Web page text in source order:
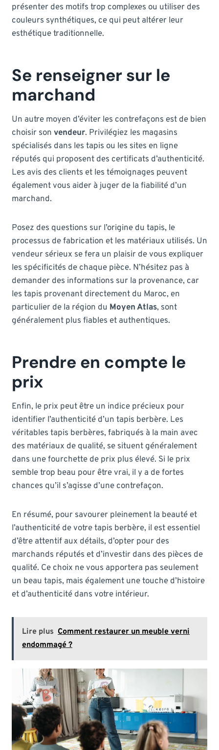
présenter des motifs trop complexes ou utiliser des
couleurs synthétiques, ce qui peut altérer leur
esthétique traditionnelle.
Se renseigner sur le
marchand
Un autre moyen d’éviter les contrefaçons est de bien
choisir son vendeur. Privilégiez les magasins
spécialisés dans les tapis ou les sites en ligne
réputés qui proposent des certificats d’authenticité.
Les avis des clients et les témoignages peuvent
également vous aider à juger de la fiabilité d’un
marchand.
Posez des questions sur l’origine du tapis, le
processus de fabrication et les matériaux utilisés. Un
vendeur sérieux se fera un plaisir de vous expliquer
les spécificités de chaque pièce. N’hésitez pas à
demander des informations sur la provenance, car
les tapis provenant directement du Maroc, en
particulier de la région du Moyen Atlas, sont
généralement plus fiables et authentiques.
Prendre en compte le
prix
Enfin, le prix peut être un indice précieux pour
identifier l’authenticité d’un tapis berbère. Les
véritables tapis berbères, fabriqués à la main avec
des matériaux de qualité, se situent généralement
dans une fourchette de prix plus élevé. Si le prix
semble trop beau pour être vrai, il y a de fortes
chances qu’il s’agisse d’une contrefaçon.
En résumé, pour savourer pleinement la beauté et
l’authenticité de votre tapis berbère, il est essentiel
d’être attentif aux détails, d’opter pour des
marchands réputés et d’investir dans des pièces de
qualité. Ce choix ne vous apportera pas seulement
un beau tapis, mais également une touche d’histoire
et d’authenticité dans votre intérieur.
Lire plus Comment restaurer un meuble verni
endommagé ?